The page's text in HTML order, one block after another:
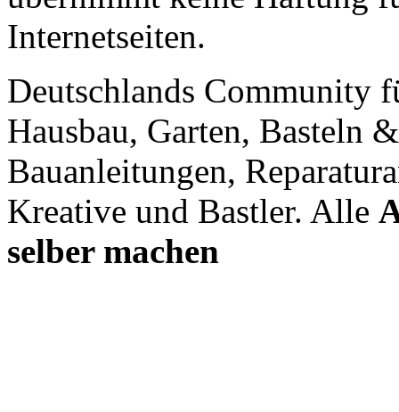
Internetseiten.
Deutschlands Community
Hausbau, Garten, Basteln
Bauanleitungen,
Kreative und Bastler. Alle
selber machen